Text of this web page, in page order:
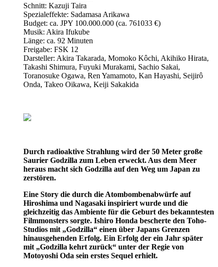
Schnitt: Kazuji Taira
Spezialeffekte: Sadamasa Arikawa
Budget: ca. JPY 100.000.000 (ca. 761033 €)
Musik: Akira Ifukube
Länge: ca. 92 Minuten
Freigabe: FSK 12
Darsteller: Akira Takarada, Momoko Kôchi, Akihiko Hirata,
Takashi Shimura, Fuyuki Murakami, Sachio Sakai,
Toranosuke Ogawa, Ren Yamamoto, Kan Hayashi, Seijirô
Onda, Takeo Oikawa, Keiji Sakakida
Durch radioaktive Strahlung wird der 50 Meter große
Saurier Godzilla zum Leben erweckt. Aus dem Meer
heraus macht sich Godzilla auf den Weg um Japan zu
zerstören.
Eine Story die durch die Atombombenabwürfe auf
Hiroshima und Nagasaki inspiriert wurde und die
gleichzeitig das Ambiente für die Geburt des bekanntesten
Filmmonsters sorgte. Ishiro Honda bescherte den Toho-
Studios mit „Godzilla“ einen über Japans Grenzen
hinausgehenden Erfolg. Ein Erfolg der ein Jahr später
mit „Godzilla kehrt zurück“ unter der Regie von
Motoyoshi Oda sein erstes Sequel erhielt.